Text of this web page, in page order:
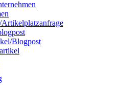
Blogpost